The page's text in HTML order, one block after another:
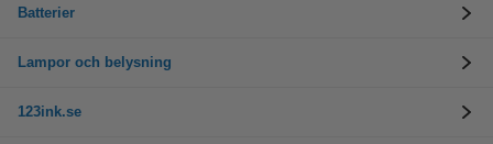
Batterier
Lampor och belysning
123ink.se